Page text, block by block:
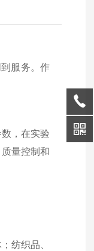
服务。作
，在实验
量控制和
纺织品、